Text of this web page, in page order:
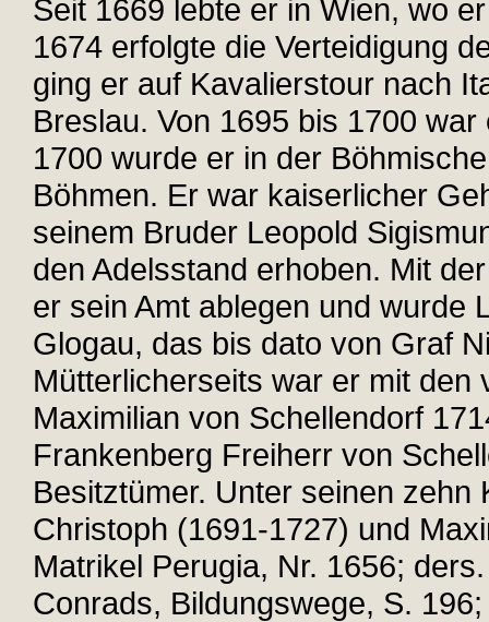
Seit 1669 lebte er in Wien, wo
1674 erfolgte die Verteidigung
ging er auf Kavalierstour nach
Breslau. Von 1695 bis 1700
1700 wurde er in der
Böhmen. Er war kaiserlicher
seinem Bruder Leopold
den Adelsstand erhoben. Mit
er sein Amt ablegen und wurde
Glogau, das bis dato von Graf
Mütterlicherseits war er mit den
Maximilian von Schellendorf
Frankenberg Freiherr von
Besitztümer. Unter seinen
Christoph (1691-1727) und
Matrikel Perugia, Nr. 1656;
Conrads, Bildungswege, S.